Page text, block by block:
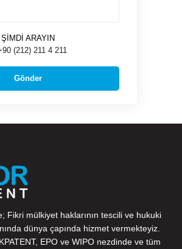
ŞİMDİ ARAYIN
(212) 211 4 211
Fikri mülkiyet haklarının tescili ve hukuki
dünya çapında hizmet vermekteyiz.
, EPO ve WIPO nezdinde ve tüm